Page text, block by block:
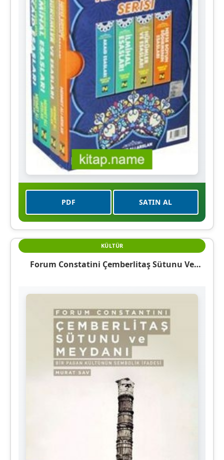
PDF SATIN AL
KÜLTÜR
Forum Constatini Çemberlitaş Sütunu Ve